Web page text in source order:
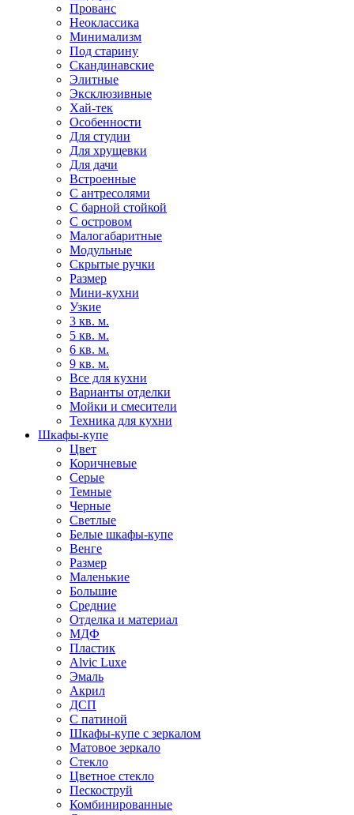
Прованс
Неоклассика
Минимализм
Под старину
Скандинавские
Элитные
Эксклюзивные
Хай-тек
Особенности
Для студии
Для хрущевки
Для дачи
Встроенные
С антресолями
С барной стойкой
С островом
Малогабаритные
Модульные
Скрытые ручки
Размер
Мини-кухни
Узкие
3 кв. м.
5 кв. м.
6 кв. м.
9 кв. м.
Все для кухни
Варианты отделки
Мойки и смесители
Техника для кухни
Шкафы-купе
Цвет
Коричневые
Серые
Темные
Черные
Светлые
Белые шкафы-купе
Венге
Размер
Маленькие
Большие
Средние
Отделка и материал
МДФ
Пластик
Alvic Luxe
Эмаль
Акрил
ДСП
С патиной
Шкафы-купе с зеркалом
Матовое зеркало
Стекло
Цветное стекло
Пескоструй
Комбинированные